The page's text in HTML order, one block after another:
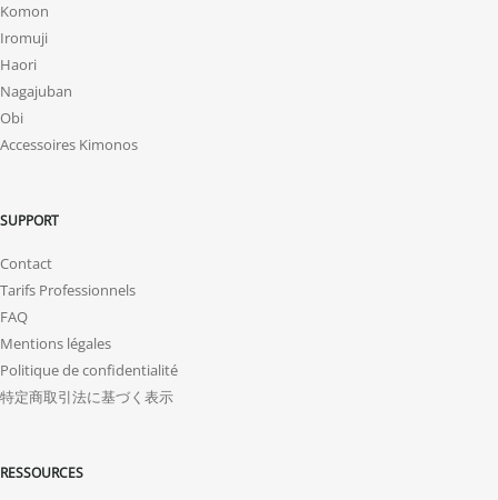
Komon
Iromuji
Haori
Nagajuban
Obi
Accessoires Kimonos
SUPPORT
Contact
Tarifs Professionnels
FAQ
Mentions légales
Politique de confidentialité
特定商取引法に基づく表示
RESSOURCES